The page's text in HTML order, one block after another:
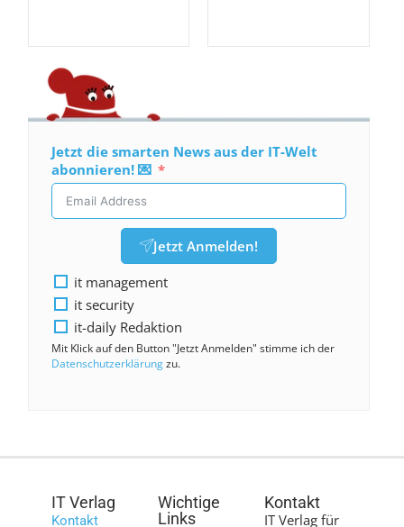
Jetzt die smarten News aus der IT-Welt
abonnieren! 💌
Jetzt Anmelden!
it management
it security
it-daily Redaktion
Mit Klick auf den Button "Jetzt Anmelden" stimme ich der
Datenschutzerklärungzu.
IT Verlag
Kontakt
Wichtige
Links
Kontakt
IT Verlag für